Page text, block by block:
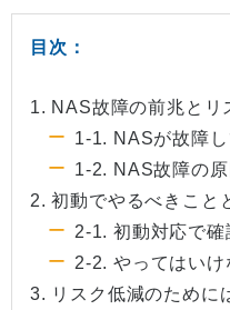
目次：
1. NAS故障の前兆とリ
1-1. NASが故障
1-2. NAS故障の
2. 初動でやるべきこと
2-1. 初動対応で確
2-2. やってはいけ
3. リスク低減のために